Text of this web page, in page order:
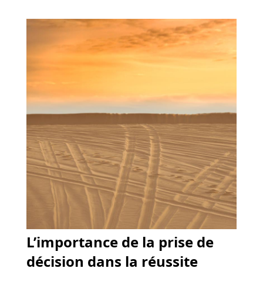
L’importance de la prise de
décision dans la réussite